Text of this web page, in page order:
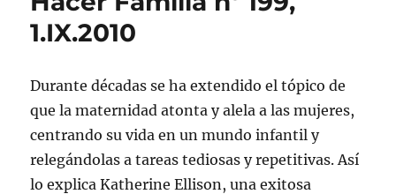
1.IX.2010
Durante décadas se ha extendido el tópico de
que la maternidad atonta y alela a las mujeres,
centrando su vida en un mundo infantil y
relegándolas a tareas tediosas y repetitivas. Así
lo explica Katherine Ellison, una exitosa